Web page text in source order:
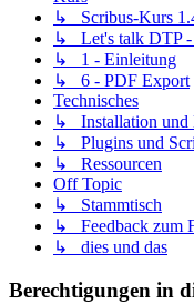
↳ Scribus-Kurs
↳ Let's talk DTP -
↳ 1 - Einleitung
↳ 6 - PDF Export
Technisches
↳ Installation und
↳ Plugins und
↳ Ressourcen
Off Topic
↳ Stammtisch
↳ Feedback zum
↳ dies und das
Berechtigungen in